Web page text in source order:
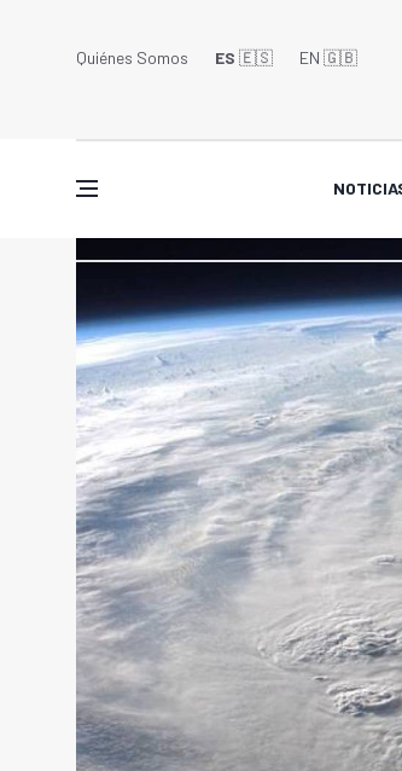
Quiénes Somos ES 🇪🇸 EN 🇬🇧󠁢󠁥󠁮󠁧󠁿